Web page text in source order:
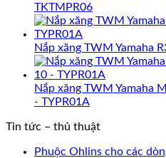
TKTMPR06
Nắp xăng TWM Yamaha
Nắp xăng TWM Yamaha
- TYPR01A
Tin tức – thủ thuật
Phuộc Ohlins cho các